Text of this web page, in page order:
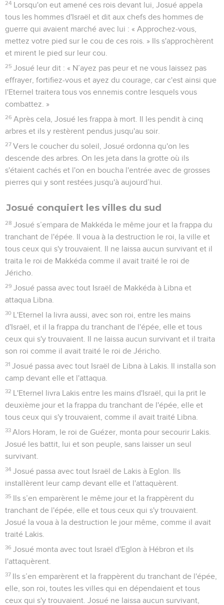
24 Lorsqu'on eut amené ces rois devant lui, Josué appela
tous les hommes d'Israël et dit aux chefs des hommes de
guerre qui avaient marché avec lui : « Approchez-vous,
mettez votre pied sur le cou de ces rois. » Ils s'approchèrent
et mirent le pied sur leur cou.
25 Josué leur dit : « N’ayez pas peur et ne vous laissez pas
effrayer, fortifiez-vous et ayez du courage, car c'est ainsi que
l'Eternel traitera tous vos ennemis contre lesquels vous
combattez. »
26 Après cela, Josué les frappa à mort. Il les pendit à cinq
arbres et ils y restèrent pendus jusqu'au soir.
27 Vers le coucher du soleil, Josué ordonna qu'on les
descende des arbres. On les jeta dans la grotte où ils
s'étaient cachés et l'on en boucha l'entrée avec de grosses
pierres qui y sont restées jusqu'à aujourd’hui.
Josué conquiert les villes du sud
28 Josué s’empara de Makkéda le même jour et la frappa du
tranchant de l'épée. Il voua à la destruction le roi, la ville et
tous ceux qui s'y trouvaient. Il ne laissa aucun survivant et il
traita le roi de Makkéda comme il avait traité le roi de
Jéricho.
29 Josué passa avec tout Israël de Makkéda à Libna et
attaqua Libna.
30 L'Eternel la livra aussi, avec son roi, entre les mains
d'Israël, et il la frappa du tranchant de l'épée, elle et tous
ceux qui s'y trouvaient. Il ne laissa aucun survivant et il traita
son roi comme il avait traité le roi de Jéricho.
31 Josué passa avec tout Israël de Libna à Lakis. Il installa son
camp devant elle et l'attaqua.
32 L'Eternel livra Lakis entre les mains d'Israël, qui la prit le
deuxième jour et la frappa du tranchant de l'épée, elle et
tous ceux qui s'y trouvaient, comme il avait traité Libna.
33 Alors Horam, le roi de Guézer, monta pour secourir Lakis.
Josué les battit, lui et son peuple, sans laisser un seul
survivant.
34 Josué passa avec tout Israël de Lakis à Eglon. Ils
installèrent leur camp devant elle et l'attaquèrent.
35 Ils s’en emparèrent le même jour et la frappèrent du
tranchant de l'épée, elle et tous ceux qui s'y trouvaient.
Josué la voua à la destruction le jour même, comme il avait
traité Lakis.
36 Josué monta avec tout Israël d'Eglon à Hébron et ils
l'attaquèrent.
37 Ils s’en emparèrent et la frappèrent du tranchant de l'épée,
elle, son roi, toutes les villes qui en dépendaient et tous
ceux qui s'y trouvaient. Josué ne laissa aucun survivant,